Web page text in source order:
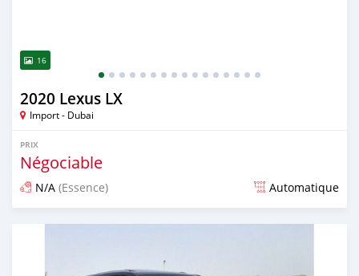
16
2020 Lexus LX
Import - Dubai
PRIX
Négociable
N/A (Essence) Automatique
Publié il y a presque 6 ans